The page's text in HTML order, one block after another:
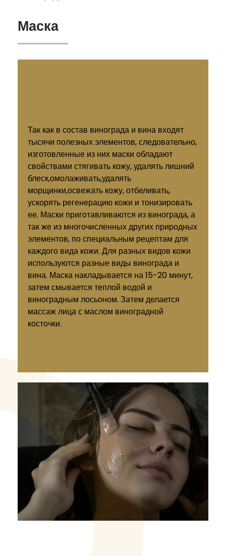
Маска
Так как в состав винограда и вина входят
тысячи полезных элементов, следовательно,
изготовленные из них маски обладают
свойствами стягивать кожу, удалять лишний
блеск,омолаживать,удалять
морщинки,освежать кожу, отбеливать,
ускорять регенерацию кожи и тонизировать
ее. Маски приготавливаются из винограда, а
так же из многочисленных других природных
элементов, по специальным рецептам для
каждого вида кожи. Для разных видов кожи
используются разные виды винограда и
вина. Маска накладывается на 15-20 минут,
затем смывается теплой водой и
виноградным лосьоном. Затем делается
массаж лица с маслом виноградной
косточки.